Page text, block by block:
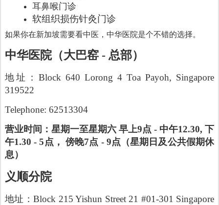
耳鼻喉门诊
软组织损伤针灸门诊
如果你在新加坡需要看中医，中华医院是个不错的选择。
中华医院（大巴窑 - 总部）
地址：Block 640 Lorong 4 Toa Payoh, Singapore
319522
Telephone: 62513304
营业时间：星期一至星期六 早上9点 - 中午12.30, 下
午1.30 - 5点， 傍晚7点 - 9点（星期日及公共假期休
息）
义顺分院
地址：Block 215 Yishun Street 21 #01-301 Singapore